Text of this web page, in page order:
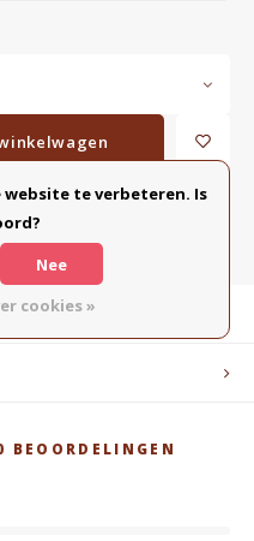
BEOORDELINGEN
website te verbeteren. Is
Nee
cookies »